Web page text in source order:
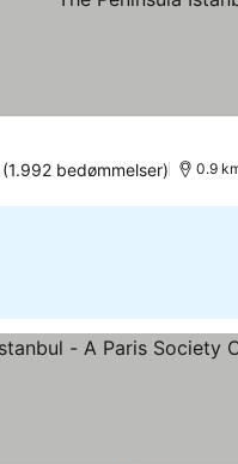
(1.992 bedømmelser) 0.9